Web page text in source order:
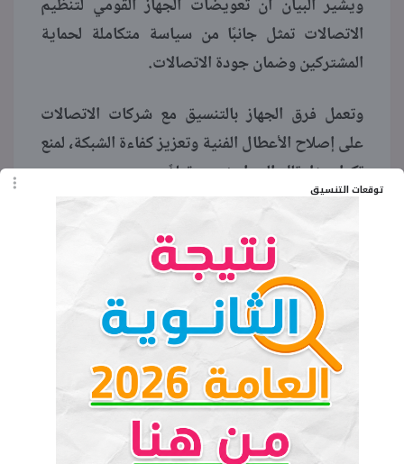
توقعات التنسيق
ويشير البيان أن تعويضات الجهاز القومي لتنظيم
الاتصالات تمثل جانبًا من سياسة متكاملة لحماية
المشتركين وضمان جودة الاتصالات.
وتعمل فرق الجهاز بالتنسيق مع شركات الاتصالات
على إصلاح الأعطال الفنية وتعزيز كفاءة الشبكة، لمنع
تكرار مثل تلك الحوادث مستقبلاً.
وتؤكد الإجراءات الأخيرة التزام الجهاز برفع مستوى
رضا المستخدمين، لا سيما في أعقاب حوادث مؤثرة
مثل حريق سنترال رمسيس.
ومن المتوقع أن تُحدث تعويضات الجهاز القومي
لتنظيم الاتصالات أثرًا إيجابيًا في مستوى رضا العملاء
عن خدمات الإنترنت الثابت، بما يعكس توجهات
رسمية لتحسين البنية التحتية الرقمية وتعزيز الثقة
بين المستخدم ومقدمي الخدمة.